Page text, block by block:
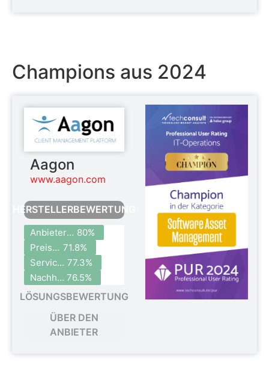
Champions aus 2024
Aagon
www.aagon.com
HERSTELLERBEWERTUNG
LÖSUNGSBEWERTUNG
ÜBER DEN
ANBIETER
Anbieterzufriedenheit 80%
Preis- und Bezugsmodelle 71.8%
Service & Support 77.3%
Nachhaltigkeit 76.5%